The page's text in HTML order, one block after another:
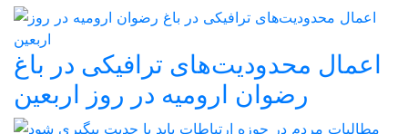
اعمال محدودیت‌های ترافیکی در باغ
رضوان ارومیه در روز اربعین